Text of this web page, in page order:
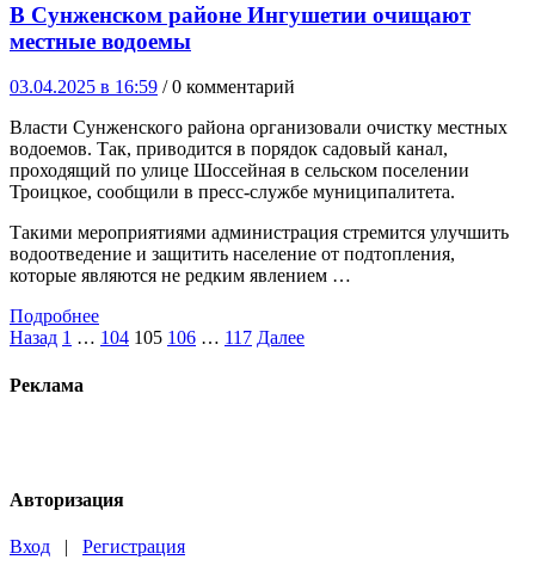
В Сунженском районе Ингушетии очищают
местные водоемы
03.04.2025 в 16:59 / 0 комментарий
Власти Сунженского района организовали очистку местных
водоемов. Так, приводится в порядок садовый канал,
проходящий по улице Шоссейная в сельском поселении
Троицкое, сообщили в пресс-службе муниципалитета.
Такими мероприятиями администрация стремится улучшить
водоотведение и защитить население от подтопления,
которые являются не редким явлением …
Подробнее
Пагинация
записей
Назад 1 … 104 105 106 … 117 Далее
Реклама
Авторизация
Вход | Регистрация